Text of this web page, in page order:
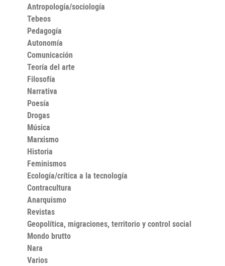
Antropología/sociología
Tebeos
Pedagogía
Autonomía
Comunicación
Teoría del arte
Filosofía
Narrativa
Poesía
Drogas
Música
Marxismo
Historia
Feminismos
Ecología/crítica a la tecnología
Contracultura
Anarquismo
Revistas
Geopolítica, migraciones, territorio y control social
Mondo brutto
Nara
Varios